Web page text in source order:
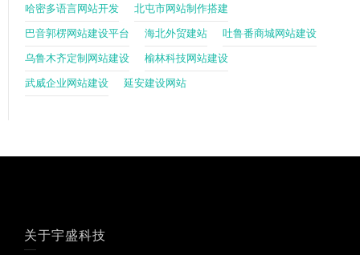
哈密多语言网站开发 北屯市网站制作搭建
巴音郭楞网站建设平台 海北外贸建站 吐鲁番商城网站建设
乌鲁木齐定制网站建设 榆林科技网站建设
武威企业网站建设 延安建设网站
关于宇盛科技